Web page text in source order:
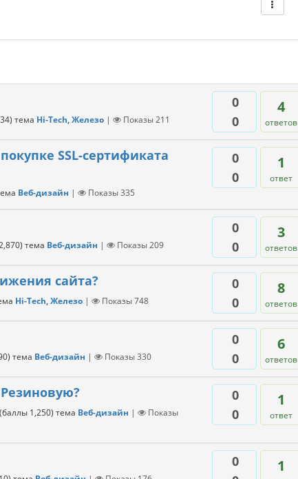
0
0
4
ответов
) тема Hi-Tech, Железо | Показы211
0
0
1
ответ
SSL-сертификата
Веб-дизайн | Показы335
0
0
3
ответов
) тема Веб-дизайн | Показы209
0
0
8
ответов
сайта?
Hi-Tech, Железо | Показы748
0
0
6
ответов
) тема Веб-дизайн | Показы330
0
0
1
ответ
(баллы 1,250) тема Веб-дизайн |
Показы
0
1